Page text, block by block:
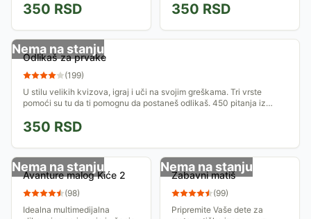
350 RSD
pomognu da postaneš
nastavnog plana i...
350 RSD
Nema na stanju
Odlikaš za prvake
(199)
U stilu velikih kvizova, igraj i uči na svojim greškama. Tri vrste
pomoći su tu da ti pomognu da postaneš odlikaš. 450 pitanja iz
350 RSD
Nema na stanju
Avanture malog Kiće 2
(98)
Idealna multimedijalna
Nema na stanju
Zabavni matiš
(99)
Pripremite Vaše dete za